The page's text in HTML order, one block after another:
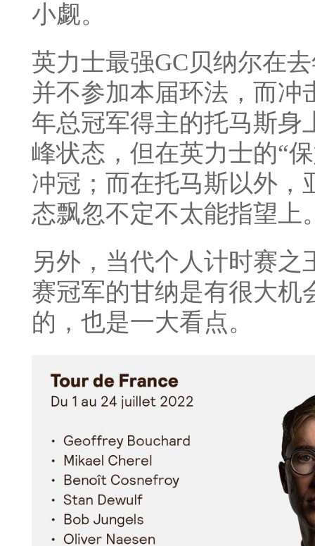
小觑。
英力士最强GC贝纳尔在
并不参加本届环法，而冲
年总冠军得主的托马斯
峰状态，但在英力士的“
冲冠；而在托马斯以外，
态飘忽不定不太能指望上
另外，当代个人计时赛
赛冠军的甘纳是有很大机
的，也是一大看点。